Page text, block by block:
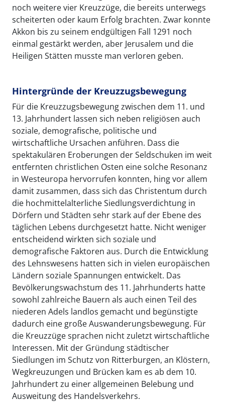
noch weitere vier Kreuzzüge, die bereits unterwegs
scheiterten oder kaum Erfolg brachten. Zwar konnte
Akkon bis zu seinem endgültigen Fall 1291 noch
einmal gestärkt werden, aber Jerusalem und die
Heiligen Stätten musste man verloren geben.
Hintergründe der Kreuzzugsbewegung
Für die Kreuzzugsbewegung zwischen dem 11. und
13. Jahrhundert lassen sich neben religiösen auch
soziale, demografische, politische und
wirtschaftliche Ursachen anführen. Dass die
spektakulären Eroberungen der Seldschuken im weit
entfernten christlichen Osten eine solche Resonanz
in Westeuropa hervorrufen konnten, hing vor allem
damit zusammen, dass sich das Christentum durch
die hochmittelalterliche Siedlungsverdichtung in
Dörfern und Städten sehr stark auf der Ebene des
täglichen Lebens durchgesetzt hatte. Nicht weniger
entscheidend wirkten sich soziale und
demografische Faktoren aus. Durch die Entwicklung
des Lehnswesens hatten sich in vielen europäischen
Ländern soziale Spannungen entwickelt. Das
Bevölkerungswachstum des 11. Jahrhunderts hatte
sowohl zahlreiche Bauern als auch einen Teil des
niederen Adels landlos gemacht und begünstigte
dadurch eine große Auswanderungsbewegung. Für
die Kreuzzüge sprachen nicht zuletzt wirtschaftliche
Interessen. Mit der Gründung städtischer
Siedlungen im Schutz von Ritterburgen, an Klöstern,
Wegkreuzungen und Brücken kam es ab dem 10.
Jahrhundert zu einer allgemeinen Belebung und
Ausweitung des Handelsverkehrs.